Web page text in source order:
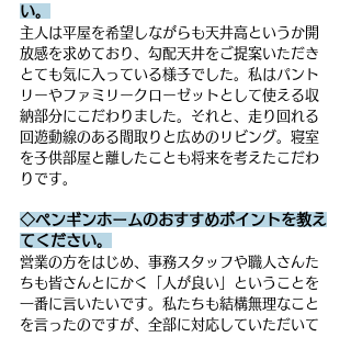
い。
主人は平屋を希望しながらも天井高というか開
放感を求めており、勾配天井をご提案いただき
とても気に入っている様子でした。私はパント
リーやファミリークローゼットとして使える収
納部分にこだわりました。それと、走り回れる
回遊動線のある間取りと広めのリビング。寝室
を子供部屋と離したことも将来を考えたこだわ
りです。
◇ペンギンホームのおすすめポイントを教え
てください。
営業の方をはじめ、事務スタッフや職人さんた
ちも皆さんとにかく「人が良い」ということを
一番に言いたいです。私たちも結構無理なこと
を言ったのですが、全部に対応していただいて